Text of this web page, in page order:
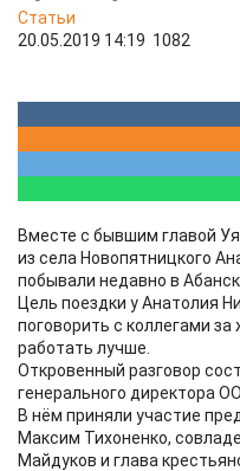
Статьи
20.05.2019 14:19 1082
Вместе с бывшим главой
из села Новопятницкого
побывали недавно в
Цель поездки у Анатолия
поговорить с коллегами
работать лучше.
Откровенный разговор
генерального директора
В нём приняли участие
Максим Тихоненко,
Майдуков и глава